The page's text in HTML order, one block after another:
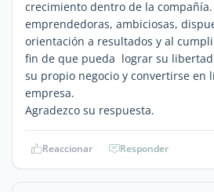
crecimiento dentro de la
emprendedoras, ambiciosas,
orientación a resultados y al
fin de que pueda lograr su
su propio negocio y convertirse en
empresa.
Agradezco su respuesta.
Reaccionar Responder